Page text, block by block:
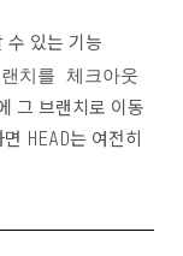
수 있는 기능
치를 체크아웃
그 브랜치로 이동
HEAD는 여전히